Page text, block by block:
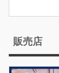
販売店